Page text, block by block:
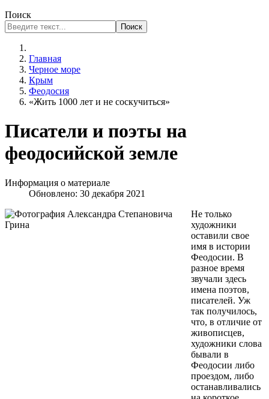
Поиск
Поиск
Главная
Черное море
Крым
Феодосия
«Жить 1000 лет и не соскучиться»
Писатели и поэты на
феодосийской земле
Информация о материале
Обновлено: 30 декабря 2021
Не только
художники
оставили свое
имя в истории
Феодосии. В
разное время
звучали здесь
имена поэтов,
писателей. Уж
так получилось,
что, в отличие от
живописцев,
художники слова
бывали в
Феодосии либо
проездом, либо
останавливались